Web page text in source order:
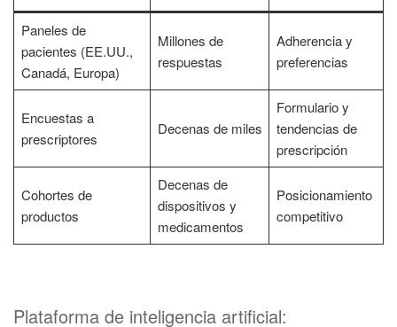
Paneles de
pacientes (EE.UU.,
Canadá, Europa)
Millones de
respuestas
Adherencia y
preferencias
Encuestas a
prescriptores
Decenas de miles
Formulario y
tendencias de
prescripción
Cohortes de
productos
Decenas de
dispositivos y
medicamentos
Posicionamiento
competitivo
Plataforma de inteligencia artificial: